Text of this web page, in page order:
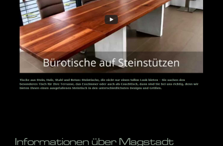
Informationen über Magstadt